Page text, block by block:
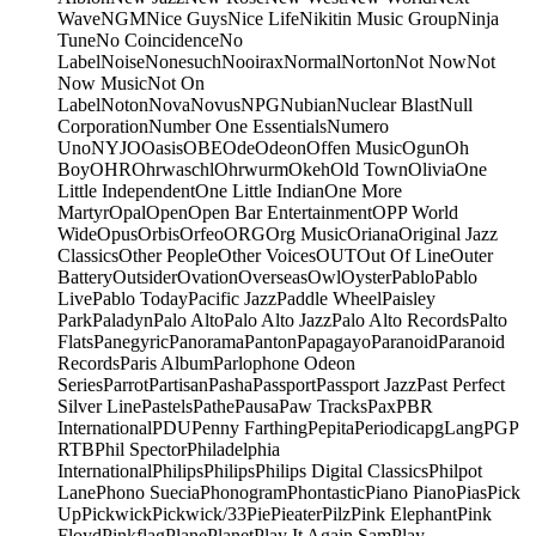
WaveNGMNice GuysNice LifeNikitin Music GroupNinja
TuneNo CoincidenceNo
LabelNoiseNonesuchNooiraxNormalNortonNot NowNot
Now MusicNot On
LabelNotonNovaNovusNPGNubianNuclear BlastNull
CorporationNumber One EssentialsNumero
UnoNYJOOasisOBEOdeOdeonOffen MusicOgunOh
BoyOHROhrwaschlOhrwurmOkehOld TownOliviaOne
Little IndependentOne Little IndianOne More
MartyrOpalOpenOpen Bar EntertainmentOPP World
WideOpusOrbisOrfeoORGOrg MusicOrianaOriginal Jazz
ClassicsOther PeopleOther VoicesOUTOut Of LineOuter
BatteryOutsiderOvationOverseasOwlOysterPabloPablo
LivePablo TodayPacific JazzPaddle WheelPaisley
ParkPaladynPalo AltoPalo Alto JazzPalo Alto RecordsPalto
FlatsPanegyricPanoramaPantonPapagayoParanoidParanoid
RecordsParis AlbumParlophone Odeon
SeriesParrotPartisanPashaPassportPassport JazzPast Perfect
Silver LinePastelsPathePausaPaw TracksPaxPBR
InternationalPDUPenny FarthingPepitaPeriodicapgLangPGP
RTBPhil SpectorPhiladelphia
InternationalPhilipsPhilipsPhilips Digital ClassicsPhilpot
LanePhono SueciaPhonogramPhontasticPiano PianoPiasPick
UpPickwickPickwick/33PiePieaterPilzPink ElephantPink